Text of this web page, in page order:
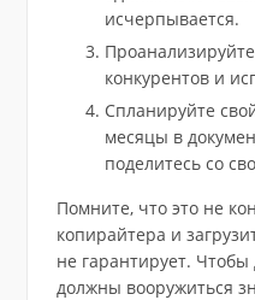
исчерпывается.
конкурентов и
Спланируйте
месяцы в
поделитесь со
Помните, что это не
копирайтера и
не гарантирует. Чтобы
должны вооружиться